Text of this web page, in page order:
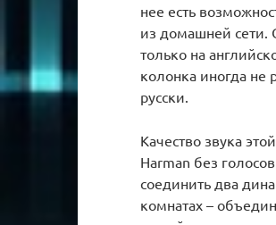
нее есть
из домашней сети.
только на
колонка иногда не
русски.
Качество звука
Harman без
соединить два
комнатах –